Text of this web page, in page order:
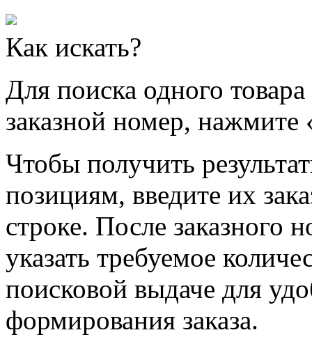
Как искать?
Для поиска одного
заказной номер, нажмите
Чтобы получить
позициям, введите их
строке. После заказного
указать требуемое
поисковой выдаче для
формирования заказа.